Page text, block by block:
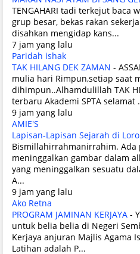
TENGAHARI tadi terkejut baca
grup besar, bekas rakan
disahkan mengidap kans...
7 jam yang lalu
Paridah ishak
TAK HILANG DEK ZAMAN -
mulia hari Rimpun,setiap saat
dihimpun..Alhamdulillah TAK
terbaru Akademi SPTA selamat
9 jam yang lalu
AMIE'S
Lapisan-Lapisan Sejarah di
Bismillahirrahmanirrahim. Ada
meninggalkan gambar dalam
yang meninggalkan sesuatu
A...
9 jam yang lalu
Ako Retna
PROGRAM JAMINAN KERJAYA -
untuk belia belia di Negeri
Kerjaya anjuran Majlis Agama
Latihan adalah P...